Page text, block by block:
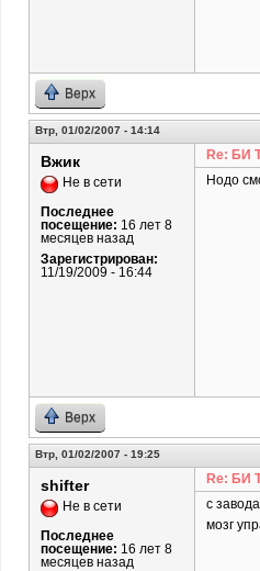
Верх
Втр, 01/02/2007 - 14:14
Вжик
Не в сети
Последнее
посещение: 16 лет 8
месяцев назад
Зарегистрирован:
11/19/2009 - 16:44
Re: БИ
Нодо
Верх
Втр, 01/02/2007 - 19:25
shifter
Не в сети
Последнее
посещение: 16 лет 8
месяцев назад
Re: БИ
с
мозг